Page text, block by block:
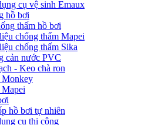
cụ vệ sinh Emaux
hồ bơi
thấm hồ bơi
chống thấm Mapei
chống thấm Sika
cản nước PVC
- Keo chà ron
hồ bơi tự nhiên
cụ thi công